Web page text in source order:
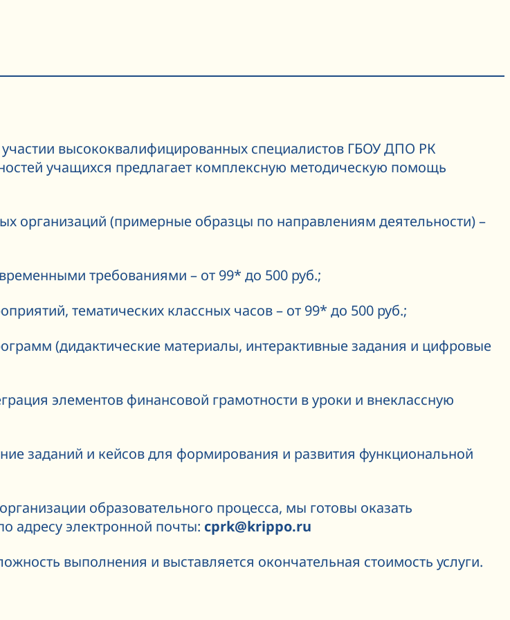
высококвалифицированных специалистов ГБОУ ДПО РК
учащихся предлагает комплексную методическую помощь
организаций (примерные образцы по направлениям деятельности) –
требованиями – от 99* до 500 руб.;
тематических классных часов – от 99* до 500 руб.;
(дидактические материалы, интерактивные задания и цифровые
элементов финансовой грамотности в уроки и внеклассную
заданий и кейсов для формирования и развития функциональной
образовательного процесса, мы готовы оказать
адресу электронной почты: cprk@krippo.ru
выполнения и выставляется окончательная стоимость услуги.